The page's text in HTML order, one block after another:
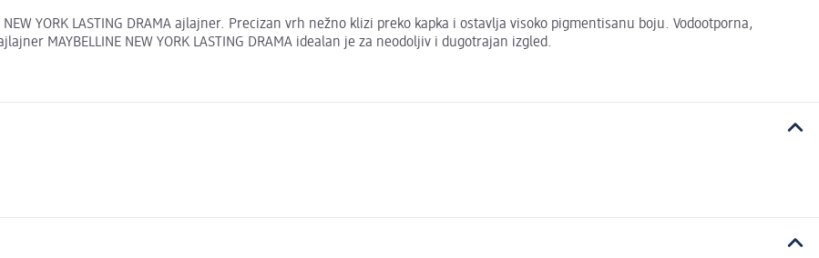
YORK LASTING DRAMA ajlajner. Precizan vrh nežno klizi preko kapka i ostavlja visoko pigmentisanu boju. Vodootporna,
MAYBELLINE NEW YORK LASTING DRAMA idealan je za neodoljiv i dugotrajan izgled.